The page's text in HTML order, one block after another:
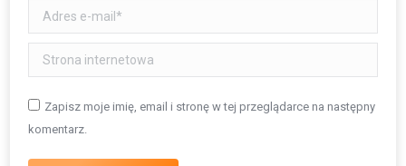
Adres e-mail *
Strona internetowa
Zapisz moje imię, email i stronę w tej przeglądarce na następny
komentarz.